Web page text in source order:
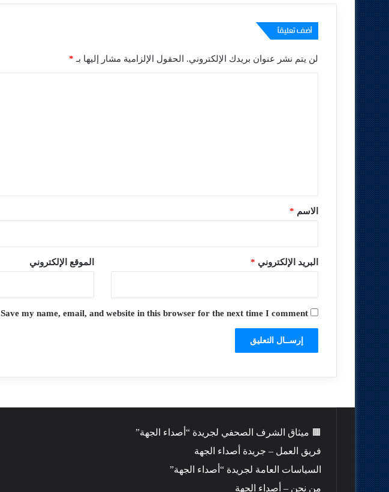
أضف تعليقاً
لن يتم نشر عنوان بريدك الإلكتروني. الحقول الإلزامية مشار إليها بـ *
*الاسم *
البريد الإلكتروني * الموقع الإلكتروني
Save my name, email, and website in this browser for the next time I comment.
🟫 ميثاق الشرف الصحفي لجريدة “أصداء الجهة”
فريق العمل – جريدة أصداء الجهة
السياسات العامة لجريدة “أصداء الجهة”
من نحن – أصداء الجهة